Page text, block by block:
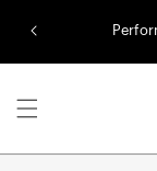
contenu